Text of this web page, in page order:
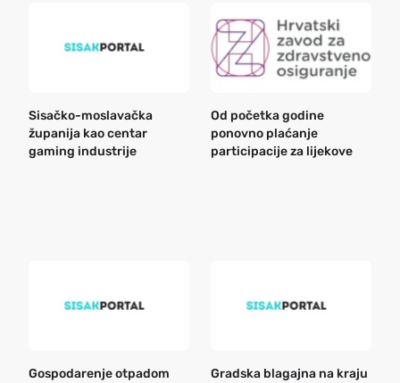
Sisačko-moslavačka
županija kao centar
gaming industrije
Od početka godine
ponovno plaćanje
participacije za lijekove
Gospodarenje otpadom
Gradska blagajna na kraju